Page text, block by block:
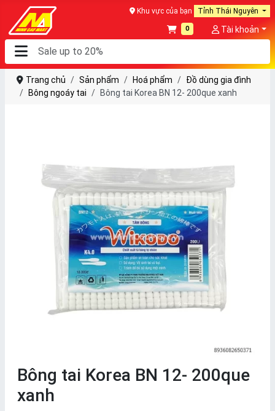
Khu vực của bạn Tỉnh Thái Nguyên
0 Tài khoản
Trang chủ Sản phẩm Hoá phẩm
Đồ dùng gia đình
Bông ngoáy tai
Bông tai Korea BN 12- 200que xanh
Bông tai Korea BN 12- 200que
xanh